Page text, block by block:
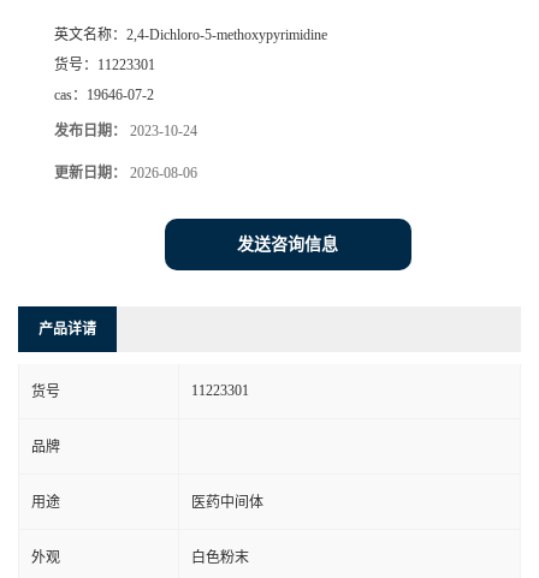
英文名称： 2,4-Dichloro-5-methoxypyrimidine
货号： 11223301
cas： 19646-07-2
发布日期： 2023-10-24
更新日期： 2026-08-06
发送咨询信息
产品详请
货号 11223301
品牌
用途 医药中间体
外观 白色粉末